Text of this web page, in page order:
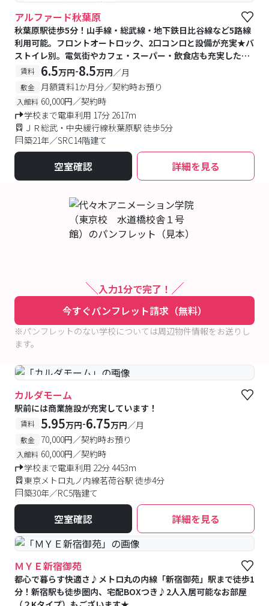
#予約受付中 #空室待ち
アルファード秋葉原
秋葉原駅徒歩5分！山手線・総武線・地下鉄日比谷線など5路線
利用可能。フロントオートロック、2口コンロと設備が充実★バ
ストイレ別。電気街やカフェ・スーパー・飲食店も充実した秋
葉原♪
賃料 6.5万円-8.5万円／月
敷金 月額賃料1か月分／契約時お預り
入館料 60,000円／契約時
学校まで電車利用 17分 2617m
ＪＲ総武・中央緩行線秋葉原駅 徒歩5分
築21年／SRC14階建て
空室確認 詳細を見る
入力1分で完了！
今すぐパンフレット請求（無料）
※パンフレットのない学校については周辺物件情報をお送りし
ます。
#予約受付中 #空室待ち
カルダモーム
駅前には商業施設が充実しています！
賃料 5.95万円-6.75万円／月
敷金 70,000円／契約時お預り
入館料 60,000円／契約時
学校まで電車利用 22分 4453m
東京メトロ丸ノ内線茗荷谷駅 徒歩4分
築30年／RC5階建て
空室確認 詳細を見る
ＭＹＥ新宿御苑
都心で暮らす快適さ♪メトロ丸の内線「新宿御苑」駅まで徒歩1
分！新宿駅も徒歩圏内、宅配BOXつき♪2人入居可能なお部屋